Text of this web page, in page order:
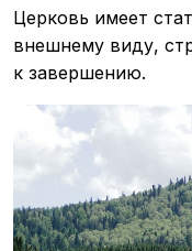
Церковь имеет
внешнему виду,
к завершению.